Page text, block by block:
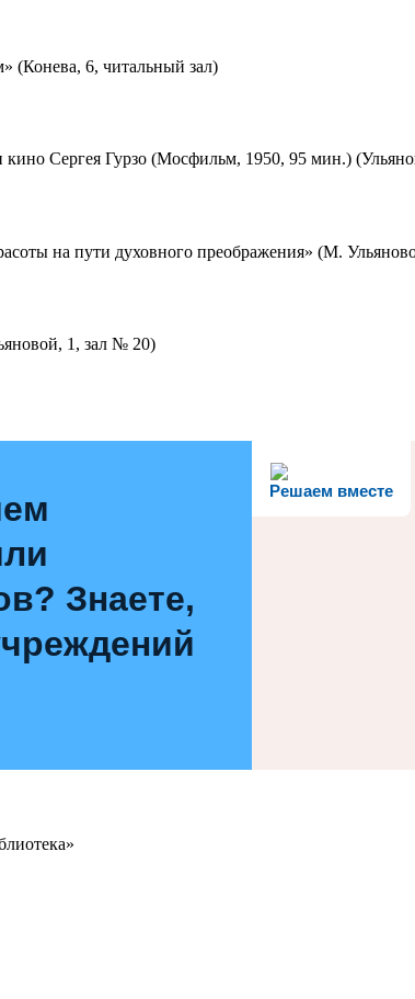
(Конева, 6, читальный зал)
Сергея Гурзо (Мосфильм, 1950, 95 мин.)
на пути духовного преображения» (М.
1, зал № 20)
Решаем вместе
Знаете,